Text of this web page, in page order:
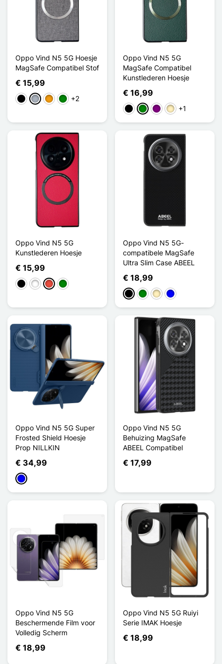
Oppo Vind N5 5G Hoesje
MagSafe Compatibel Stof
€ 15,99
ZwartGrijsOranjeGroen
+2
Oppo Vind N5 5G
MagSafe Compatibel
Kunstlederen Hoesje
€ 16,99
ZwartGroenPurperGolden
+1
Oppo Vind N5 5G
Kunstlederen Hoesje
€ 15,99
ZwartWit RoodGroen
Oppo Vind N5 5G-
compatibele MagSafe
Ultra Slim Case ABEEL
€ 18,99
ZwartGroenGoldenBlauw
Oppo Vind N5 5G Super
Frosted Shield Hoesje
Prop NILLKIN
€ 34,99
Blauw
Oppo Vind N5 5G
Behuizing MagSafe
ABEEL Compatibel
€ 17,99
Oppo Vind N5 5G
Beschermende Film voor
Volledig Scherm
€ 18,99
Oppo Vind N5 5G Ruiyi
Serie IMAK Hoesje
€ 18,99